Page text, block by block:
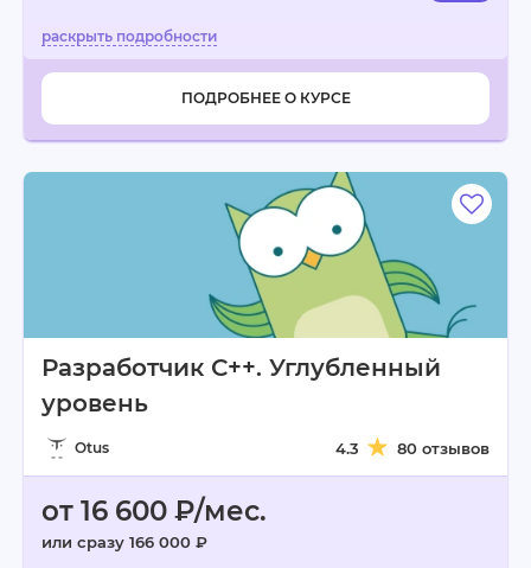
ПОДРОБНЕЕ О КУРСЕ
Разработчик С++. Углубленный
уровень
Otus 4.3 80 отзывов
от 16 600 ₽/мес.
или сразу 166 000 ₽